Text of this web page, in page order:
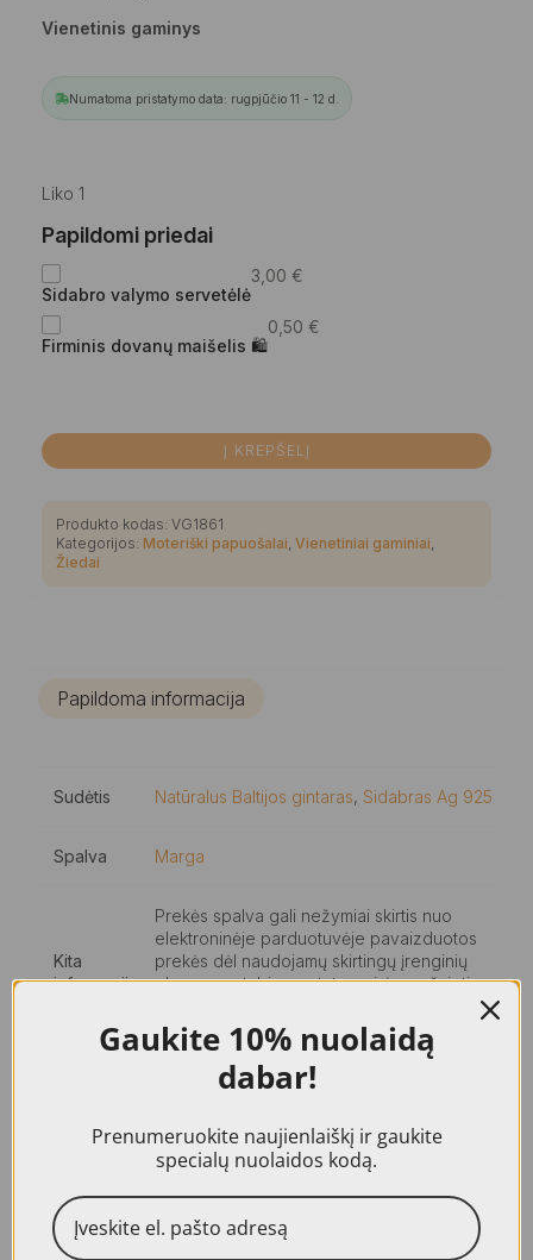
Vienetinis gaminys
Numatoma pristatymo data: rugpjūčio 11 - 12 d.
Liko 1
Papildomi priedai
Sidabro valymo servetėlė
3,00 €
Firminis dovanų maišelis 🛍
0,50 €
Į KREPŠELĮ
Produkto kodas: VG1861
Kategorijos: Moteriški papuošalai Vienetiniai gaminiai
Žiedai
Papildoma informacija
Sudėtis Natūralus Baltijos gintaras, Sidabras Ag 925
Spalva Marga
Kita
informacija
Prekės spalva gali nežymiai skirtis nuo
elektroninėje parduotuvėje pavaizduotos
prekės dėl naudojamų skirtingų įrenginių
ekranų ypatybių, nustatymų ir/ar apšvietimo
suteikiama 24 mėn. kokybės garantija.
Panašūs produktai
AKCIJA!
Gaukite 10% nuolaidą
dabar!
Prenumeruokite naujienlaiškį ir gaukite
specialų nuolaidos kodą.